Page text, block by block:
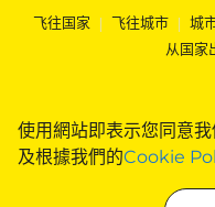
使用網站即表示您同意我
及根據我們的Cookie
飞往国家 | 飞往城市 | 城
从国家